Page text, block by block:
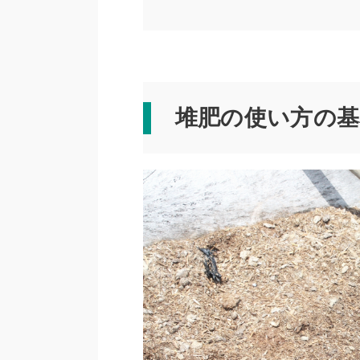
堆肥の使い方の